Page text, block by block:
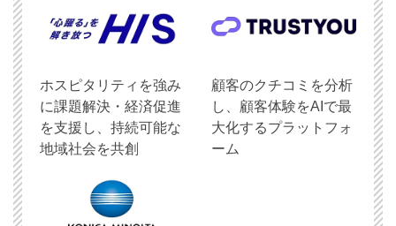
ホスピタリティを強み
に課題解決・経済促進
を支援し、持続可能な
地域社会を共創
顧客のクチコミを分析
し、顧客体験をAIで最
大化するプラットフォ
ーム